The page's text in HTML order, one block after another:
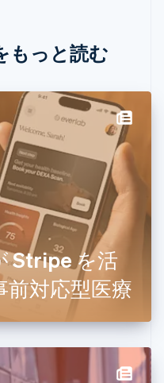
もっと読む
Stripe を活
前対応型医療